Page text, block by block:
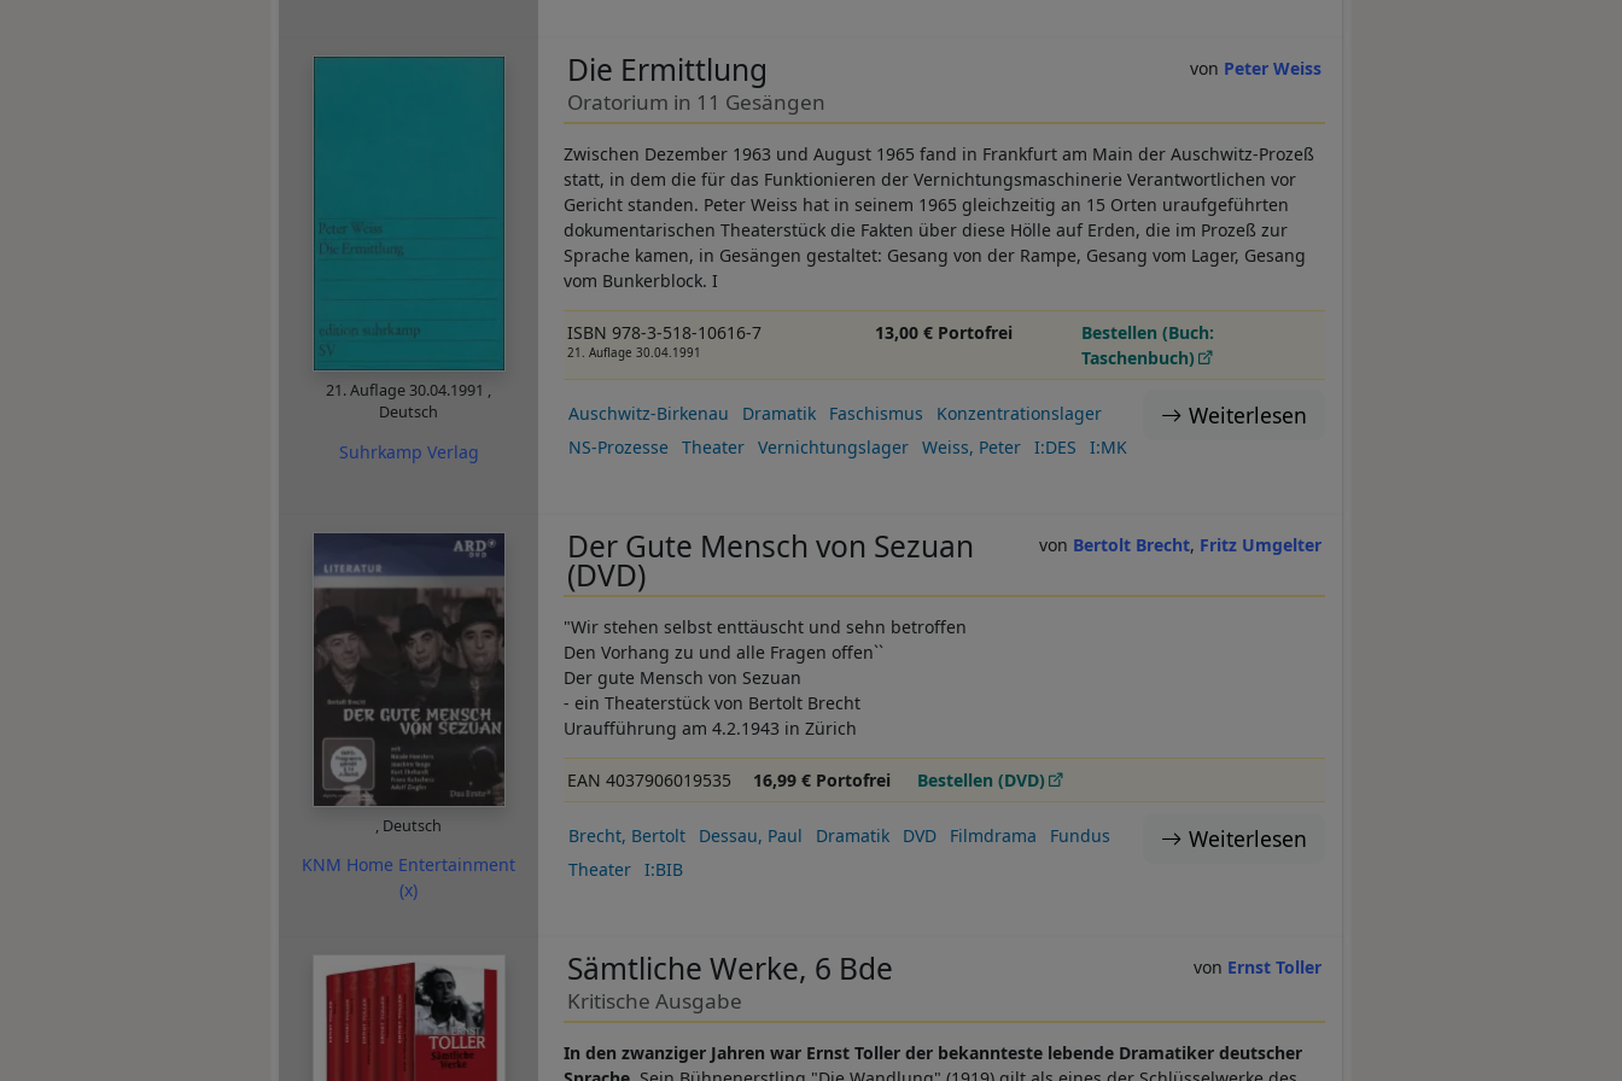
21. Auflage 30.04.1991 ,
Deutsch
Suhrkamp Verlag
Peter Weiss
Die Ermittlung
Oratorium in 11 Gesängen
Zwischen Dezember 1963 und August 1965 fand in Frankfurt am Main der Auschwitz-Prozeß
statt, in dem die für das Funktionieren der Vernichtungsmaschinerie Verantwortlichen vor
Gericht standen. Peter Weiss hat in seinem 1965 gleichzeitig an 15 Orten uraufgeführten
dokumentarischen Theaterstück die Fakten über diese Hölle auf Erden, die im Prozeß zur
Sprache kamen, in Gesängen gestaltet: Gesang von der Rampe, Gesang vom Lager, Gesang
vom Bunkerblock. I
ISBN 978-3-518-10616-7
21. Auflage 30.04.1991
13,00 € Portofrei
Bestellen (Buch:
Taschenbuch)
Weiterlesen
Auschwitz-Birkenau Dramatik Faschismus
Konzentrationslager
NS-Prozesse
Theater Vernichtungslager Weiss, Peter I:DES I:MK
, Deutsch
KNM Home Entertainment
(x)
Bertolt Brecht Fritz Umgelter
Der Gute Mensch von Sezuan
(DVD)
"Wir stehen selbst enttäuscht und sehn betroffen
Den Vorhang zu und alle Fragen offen``
Der gute Mensch von Sezuan
- ein Theaterstück von Bertolt Brecht
Uraufführung am 4.2.1943 in Zürich
EAN 4037906019535 16,99 € Portofrei Bestellen (DVD)
Weiterlesen
Brecht, Bertolt Dessau, Paul Dramatik DVD Filmdrama
Fundus
Theater
I:BIB
Ernst Toller
Sämtliche Werke, 6 Bde
Kritische Ausgabe
In den zwanziger Jahren war Ernst Toller der bekannteste lebende Dramatiker deutscher